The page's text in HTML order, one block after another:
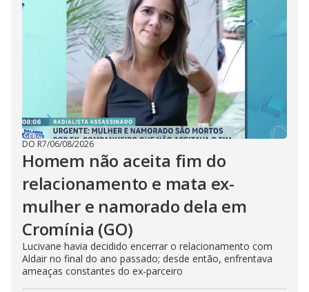
DO R7/06/08/2026
Homem não aceita fim do
relacionamento e mata ex-
mulher e namorado dela em
Cromínia (GO)
Lucivane havia decidido encerrar o relacionamento com
Aldair no final do ano passado; desde então, enfrentava
ameaças constantes do ex-parceiro